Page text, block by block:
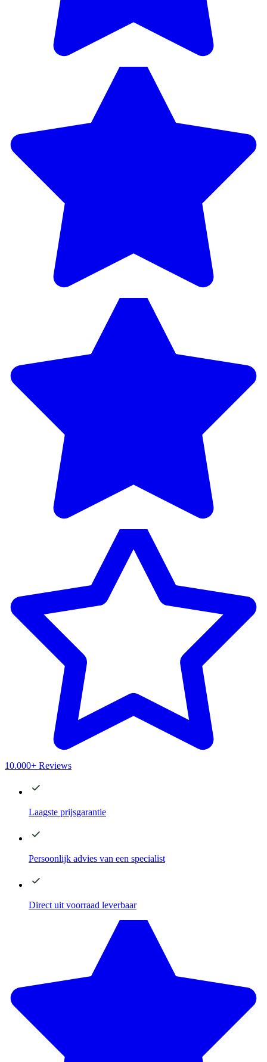
10.000+ Reviews
Laagste prijsgarantie
Persoonlijk advies van een specialist
Direct uit voorraad leverbaar